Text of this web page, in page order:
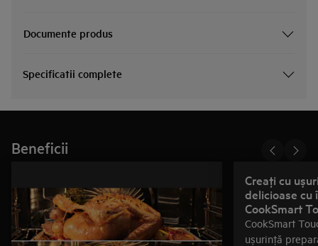
Documente produs
Specificatii complete
Beneficii
Creaţi cu
delicioase cu îndrumarea oferită de
CookSmart
CookSmart
ușurinţă